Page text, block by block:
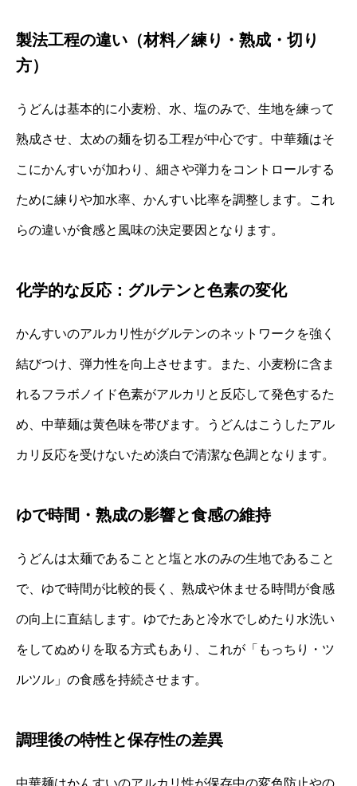
製法工程の違い（材料／練り・熟成・切り
方）
うどんは基本的に小麦粉、水、塩のみで、生地を練って
熟成させ、太めの麺を切る工程が中心です。中華麺はそ
こにかんすいが加わり、細さや弾力をコントロールする
ために練りや加水率、かんすい比率を調整します。これ
らの違いが食感と風味の決定要因となります。
化学的な反応：グルテンと色素の変化
かんすいのアルカリ性がグルテンのネットワークを強く
結びつけ、弾力性を向上させます。また、小麦粉に含ま
れるフラボノイド色素がアルカリと反応して発色するた
め、中華麺は黄色味を帯びます。うどんはこうしたアル
カリ反応を受けないため淡白で清潔な色調となります。
ゆで時間・熟成の影響と食感の維持
うどんは太麺であることと塩と水のみの生地であること
で、ゆで時間が比較的長く、熟成や休ませる時間が食感
の向上に直結します。ゆでたあと冷水でしめたり水洗い
をしてぬめりを取る方式もあり、これが「もっちり・ツ
ルツル」の食感を持続させます。
調理後の特性と保存性の差異
中華麺はかんすいのアルカリ性が保存中の変色防止やの